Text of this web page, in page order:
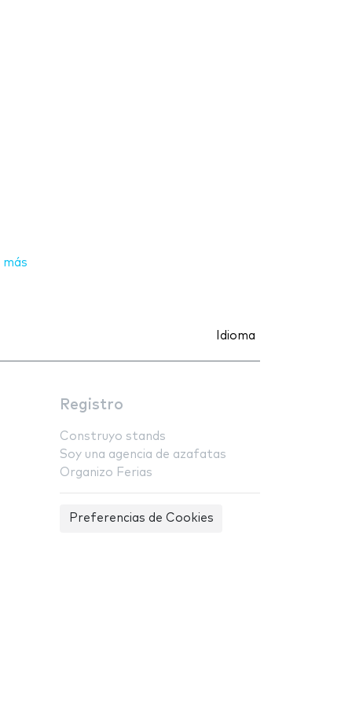
Idioma
Registro
Construyo stands
Soy una agencia de azafatas
Organizo Ferias
Preferencias de Cookies